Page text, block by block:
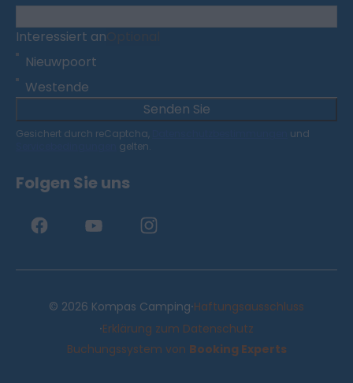
Interessiert an
Nieuwpoort
Westende
Senden Sie
Gesichert durch reCaptcha,
und
gelten.
Folgen Sie uns
© 2026 Kompas Camping·Haftungsausschluss
·Erklärung zum Datenschutz
Buchungssystem von Booking Experts